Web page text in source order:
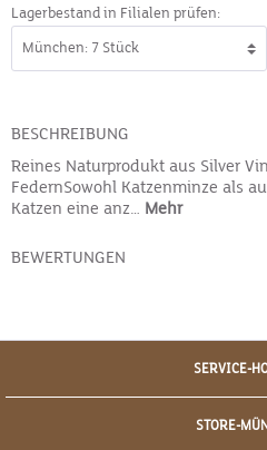
Lagerbestand in Filialen prüfen:
BESCHREIBUNG
Reines Naturprodukt aus Silver
FedernSowohl Katzenminze als
Katzen eine anz… Mehr
BEWERTUNGEN
SERVICE-
STORE-